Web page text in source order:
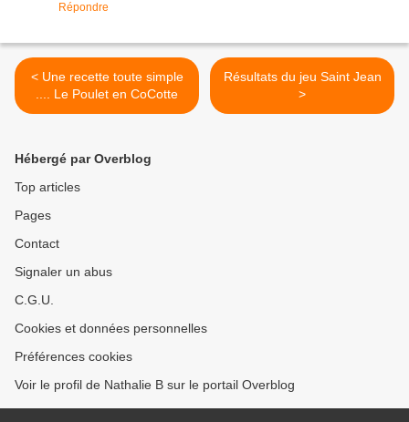
Répondre
< Une recette toute simple
.... Le Poulet en CoCotte
Résultats du jeu Saint Jean
>
Hébergé par Overblog
Top articles
Pages
Contact
Signaler un abus
C.G.U.
Cookies et données personnelles
Préférences cookies
Voir le profil de Nathalie B sur le portail Overblog